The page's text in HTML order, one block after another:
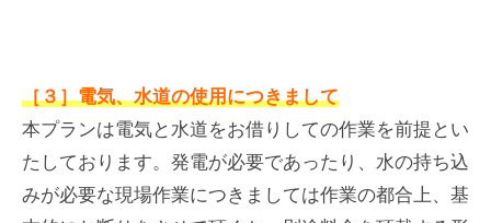
［３］電気、水道の使用につきまして
本プランは電気と水道をお借りしての作業を前提とい
たしております。発電が必要であったり、水の持ち込
みが必要な現場作業につきましては作業の都合上、基